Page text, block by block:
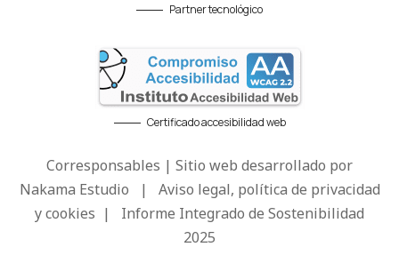
Partner tecnológico
Certificado accesibilidad web
Corresponsables | Sitio web desarrollado por
Nakama Estudio | Aviso legal, política de privacidad
y cookies | Informe Integrado de Sostenibilidad
2025